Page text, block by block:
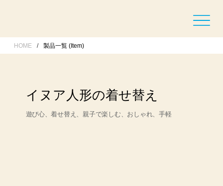
イヌア人形の着せ替え
遊び心、着せ替え、親子で楽しむ、おしゃれ、手軽
HOME / 製品一覧 (Item)